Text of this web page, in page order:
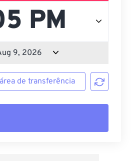
de transferência